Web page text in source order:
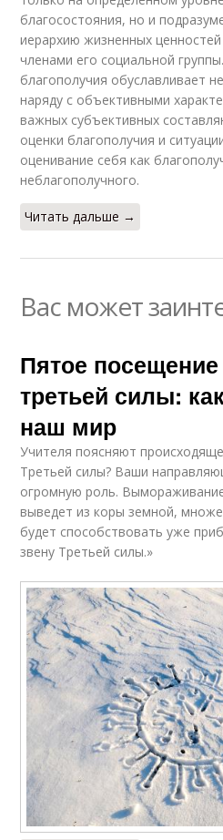
благосостояния, но и
иерархию жизненных
членами его социальной
благополучия обуславливает
наряду с объективными
важных субъективных
оценки благополучия и
оценивание себя как
неблагополучного.
Читать дальше →
Вас может
Пятое
третьей силы:
наш мир
Учителя поясняют
Третьей силы? Ваши
огромную роль.
выведет из коры земной,
будет способствовать уже
звену Третьей силы.»